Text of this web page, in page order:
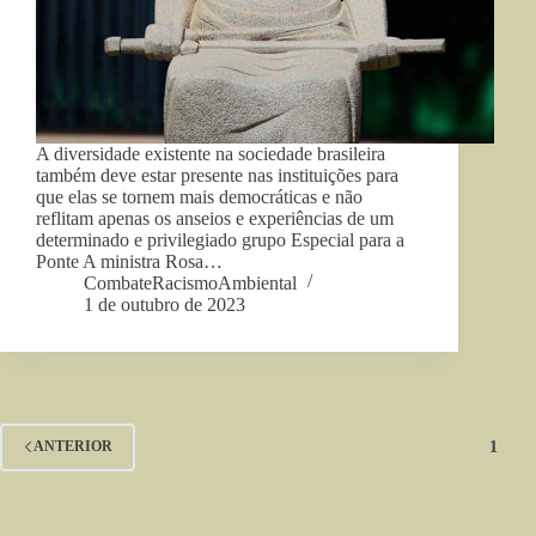
A diversidade existente na sociedade brasileira
também deve estar presente nas instituições para
que elas se tornem mais democráticas e não
reflitam apenas os anseios e experiências de um
determinado e privilegiado grupo Especial para a
Ponte A ministra Rosa…
CombateRacismoAmbiental
1 de outubro de 2023
ANTERIOR 1